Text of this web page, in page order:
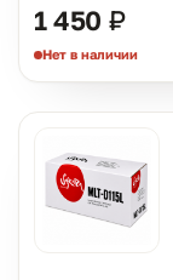
1 450 ₽
Нет в наличии